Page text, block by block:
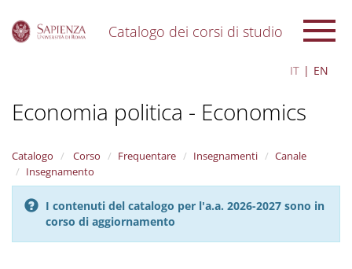
Catalogo dei corsi di studio
IT EN
Economia politica - Economics
Catalogo Corso Frequentare Insegnamenti
Canale
Insegnamento
I contenuti del catalogo per l'a.a. 2026-2027 sono in
corso di aggiornamento